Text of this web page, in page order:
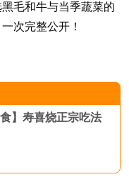
毛和牛与当季蔬菜的
次完整公开！
食】寿喜烧正宗吃法